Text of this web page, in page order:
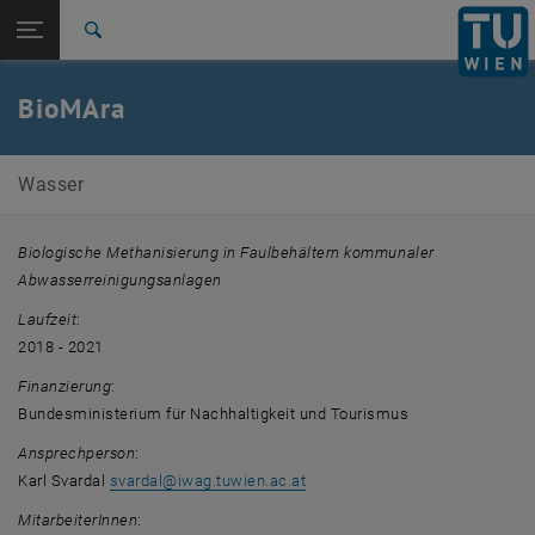
TU Login
Zurück zur letzten Ebene:
BioMAra
Wasser
Biologische Methanisierung in Faulbehältern kommunaler
Abwasserreinigungsanlagen
Laufzeit:
2018 - 2021
Finanzierung:
Bundesministerium für Nachhaltigkeit und Tourismus
Ansprechperson:
Karl Svardal svardal @ iwag.tuwien.ac.at
MitarbeiterInnen: